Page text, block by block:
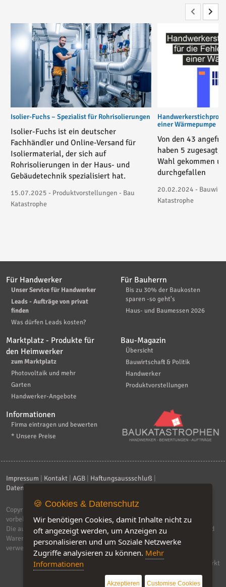
Isolier-Fuchs – Spezialist für Rohrisolierungen
Isolier-Fuchs ist ein deutscher
Fachhändler und Online-Versand für
Isoliermaterial, der sich auf
Rohrisolierungen in der Haus- und
Gebäudetechnik spezialisiert hat.
15.07.2025 - Produktvorstellungen - Bau
Katastrophe
einer Wärmepumpe
Von den 43
haben 5 zugesagt,
Wahl gekommen
durchgefallen
20.02.2024 -
Katastrophe
Für Handwerker
Unser Service für Handwerker
Leads - Aufträge von privat
finden
Was dürfen Leads kosten?
Für Bauherrn
Bis zu 30% der Baukosten
sparen -so geht's
Haus- und Baumessen 2026
Marktplatz - Produkte für
den Heimwerker
zum Marktplatz
Photovoltaik und mehr
Garten
Handwerker-Angebote
Bau-Magazin
Übersicht
Bauwirtschaft & Politik
Handwerker
Produktvorstellungen
Informationen
Firma eintragen und bewerten
* Unsere Preise
Impressum Kontakt AGB Haftungsaussschluß
Datenschutzerklärung
Copyright © 2026ebiz-consult GmbH & Co. KG
vorbehalten.
Die auf dieser Seite verwendeten Produktbezeichnungen, Namen und
Warenzeichen sind Eigentum der jeweiligen Firmen. Unser Portal
verwendet Affiliat-Links, für dir wir Geld erhalten.
Software by IQ-Markt
🍪 Cookies & Datenschutz
Wir benötigen Cookies, damit Inhalte nicht zu
oft angezeigt werden, um Anzeigen zu
personalisieren und um Soziale Netzwerke
Zugriffe analysieren zu können. Mehr
Informationen
Akzeptieren Customise Cookies